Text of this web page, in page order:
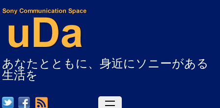
あなたとともに、身近にソニーがある
生活を